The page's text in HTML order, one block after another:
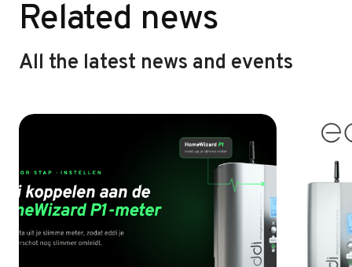
Related news
All the latest news and events